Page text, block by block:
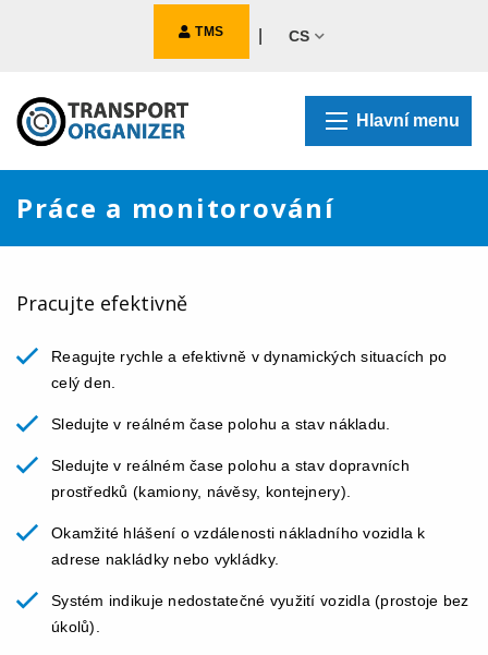
TMS CS
Hlavní menu
Práce a monitorování
Pracujte efektivně
Reagujte rychle a efektivně v dynamických situacích po
celý den.
Sledujte v reálném čase polohu a stav nákladu.
Sledujte v reálném čase polohu a stav dopravních
prostředků (kamiony, návěsy, kontejnery).
Okamžité hlášení o vzdálenosti nákladního vozidla k
adrese nakládky nebo vykládky.
Systém indikuje nedostatečné využití vozidla (prostoje bez
úkolů).